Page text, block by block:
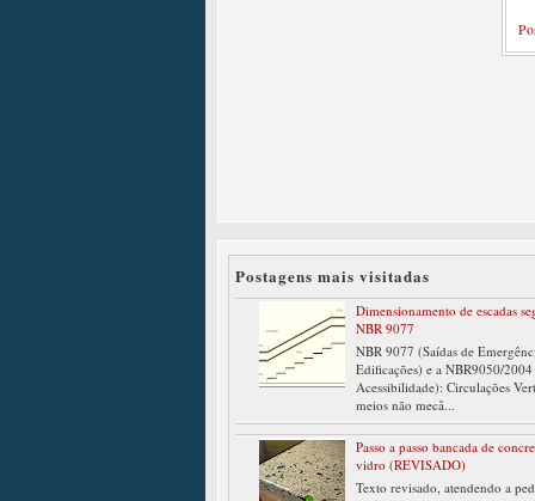
Postagens mais visitadas
Dimensionamento de escadas
NBR 9077
NBR 9077 (Saídas de
Edificações) e a NBR9050/
Acessibilidade): Circulações
meios não mecâ...
Passo a passo bancada de
vidro (REVISADO)
Texto revisado, atendendo a